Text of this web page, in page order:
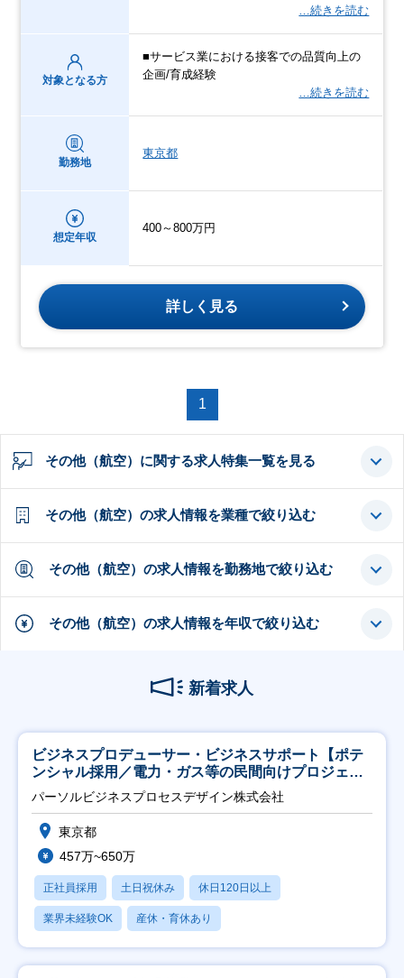
…続きを読む
対象となる方
■サービス業における接客での品質向上の
企画/育成経験
…続きを読む
勤務地
東京都
想定年収
400～800万円
詳しく見る
1
その他（航空）に関する求人特集一覧を見る
その他（航空）の求人情報を業種で絞り込む
その他（航空）の求人情報を勤務地で絞り込む
その他（航空）の求人情報を年収で絞り込む
新着求人
ビジネスプロデューサー・ビジネスサポート【ポテ
ンシャル採用／電力・ガス等の民間向けプロジェク
ト推進】
パーソルビジネスプロセスデザイン株式会社
東京都
457万~650万
正社員採用 土日祝休み 休日120日以上
業界未経験OK 産休・育休あり